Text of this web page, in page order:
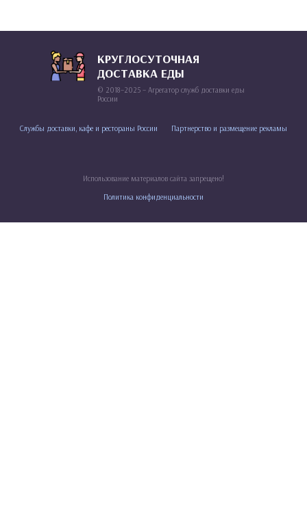
КРУГЛОСУТОЧНАЯ
ДОСТАВКА ЕДЫ
© 2018–2025 – Агрегатор служб доставки еды
России
Службы доставки, кафе и рестораны России Партнерство и размещение рекламы
Использование материалов сайта запрещено!
Политика конфиденциальности